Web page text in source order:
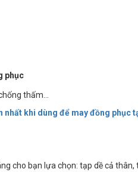
phục
thấm...
nhất khi dùng để may đồng phục
cho bạn lựa chọn: tạp dề cả